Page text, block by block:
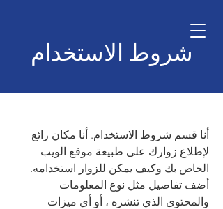
شروط الاستخدام
أنا قسم شروط الاستخدام. أنا مكان رائع
لإطلاع زوارك على طبيعة موقع الويب
الخاص بك وكيف يمكن للزوار استخدامه.
أضف تفاصيل مثل نوع المعلومات
والمحتوى الذي تنشره ، أو أي ميزات